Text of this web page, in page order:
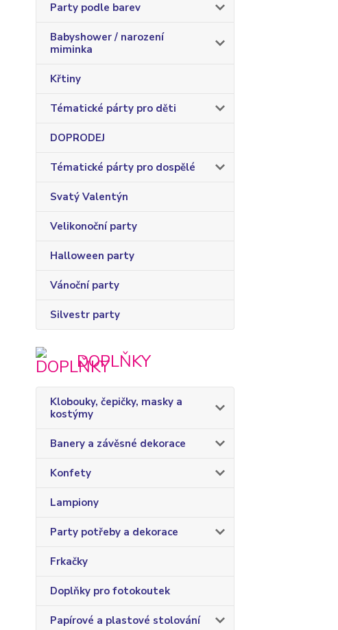
Party podle barev
Babyshower / narození
miminka
Křtiny
Tématické párty pro děti
DOPRODEJ
Tématické párty pro dospělé
Svatý Valentýn
Velikonoční party
Halloween party
Vánoční party
Silvestr party
DOPLŇKY
Klobouky, čepičky, masky a
kostýmy
Banery a závěsné dekorace
Konfety
Lampiony
Party potřeby a dekorace
Frkačky
Doplňky pro fotokoutek
Papírové a plastové stolování